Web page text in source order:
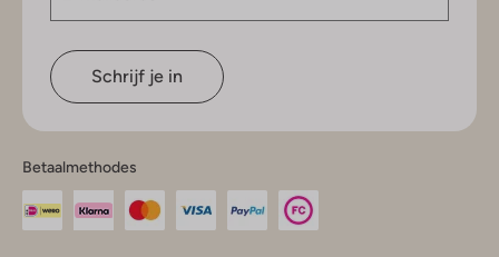
Schrijf je in
Betaalmethodes